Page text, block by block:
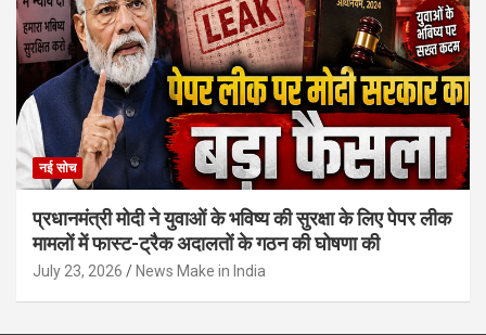
नई सोच
प्रधानमंत्री मोदी ने युवाओं के भविष्य की सुरक्षा के लिए पेपर लीक
मामलों में फास्ट-ट्रैक अदालतों के गठन की घोषणा की
July 23, 2026 News Make in India